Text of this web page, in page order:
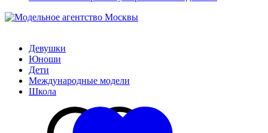
Девушки
Юноши
Дети
Международные модели
Школа